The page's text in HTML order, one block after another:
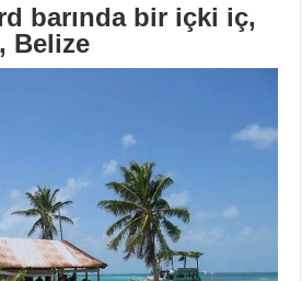
barında bir içki iç,
Belize